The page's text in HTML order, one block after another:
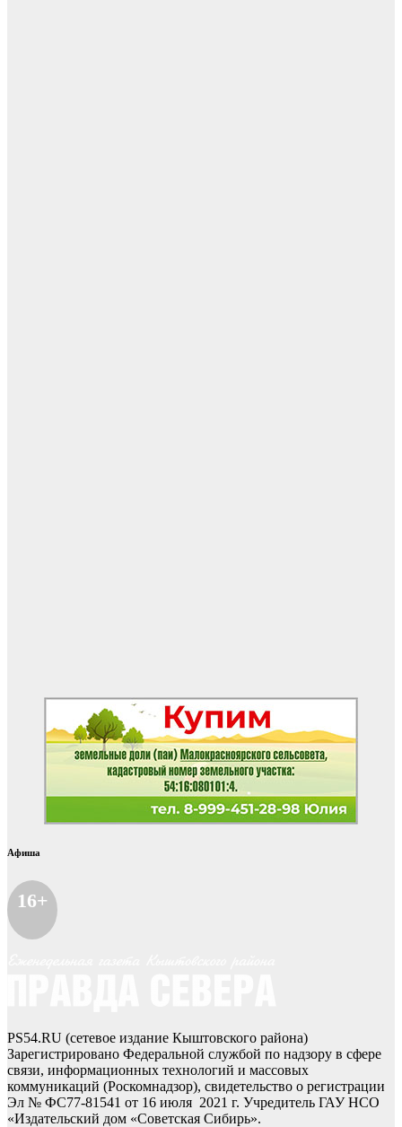
Афиша
16+
PS54.RU (сетевое издание Кыштовского района)
Зарегистрировано Федеральной службой по надзору в сфере
связи, информационных технологий и массовых
коммуникаций (Роскомнадзор), свидетельство о регистрации
Эл № ФС77-81541 от 16 июля 2021 г. Учредитель ГАУ НСО
«Издательский дом «Советская Сибирь».